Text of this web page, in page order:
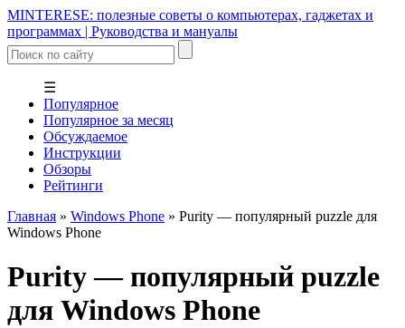
MINTERESE: полезные советы о компьютерах, гаджетах и
программах | Руководства и мануалы
☰
Популярное
Популярное за месяц
Обсуждаемое
Инструкции
Обзоры
Рейтинги
Главная » Windows Phone » Purity — популярный puzzle для
Windows Phone
Purity — популярный puzzle
для Windows Phone